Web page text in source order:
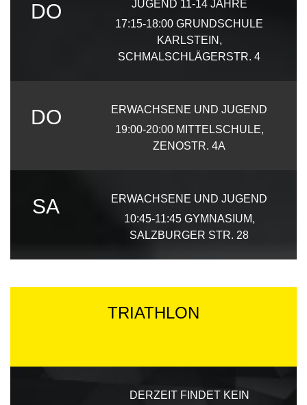
DO
JUGEND 11-14 JAHRE
17:15-18:00 GRUNDSCHULE
KARLSTEIN,
SCHMALSCHLÄGERSTR. 4
DO
ERWACHSENE UND JUGEND
19:00-20:00 MITTELSCHULE,
ZENOSTR. 4A
SA
ERWACHSENE UND JUGEND
10:45-11:45 GYMNASIUM,
SALZBURGER STR. 28
TRIATHLON
DERZEIT FINDET KEIN